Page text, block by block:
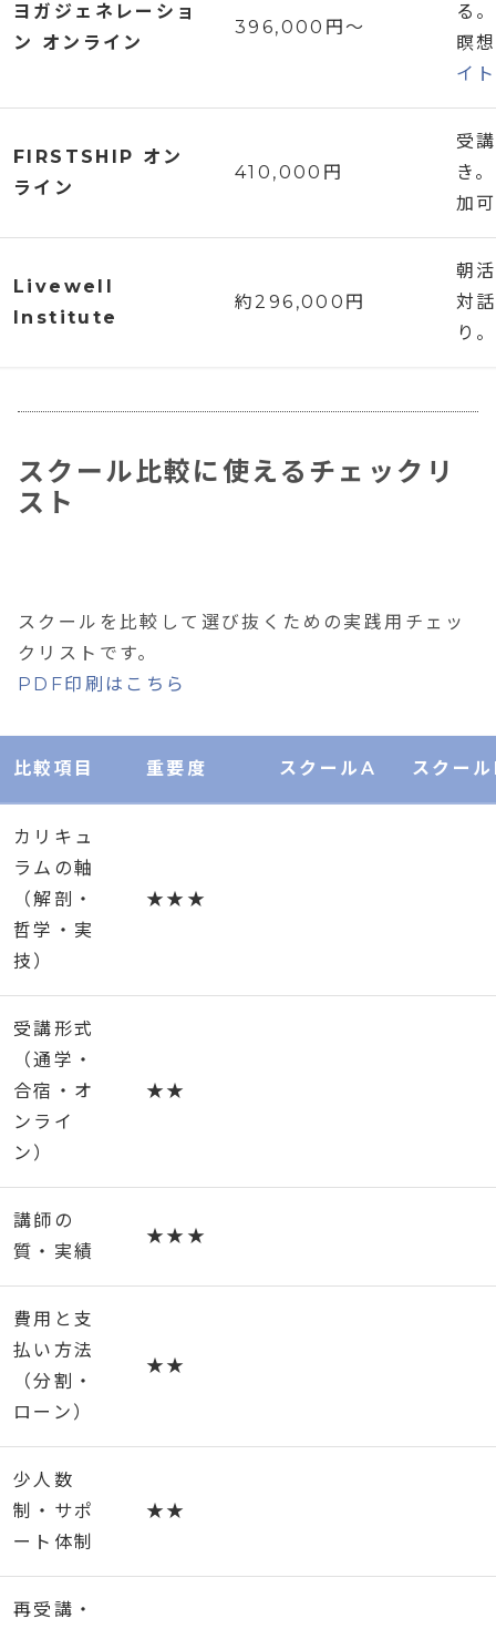
ヨガジェネレーショ
ン オンライン
396,000円〜
る
瞑
イト
FIRSTSHIP オン
ライン
410,000円
受
き
加
Livewell
Institute
約296,000円
朝
対
り。
スクール比較に使えるチェックリ
スト
スクールを比較して選び抜くための実践用チェッ
クリストです。
PDF印刷はこちら
比較項目 重要度 スクールA スクー
カリキュ
ラムの軸
（解剖・
哲学・実
技）
★★★
受講形式
（通学・
合宿・オ
ンライ
ン）
★★
講師の
質・実績
★★★
費用と支
払い方法
（分割・
ローン）
★★
少人数
制・サポ
ート体制
★★
再受講・